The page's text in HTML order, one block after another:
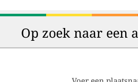
Op zoek naar een